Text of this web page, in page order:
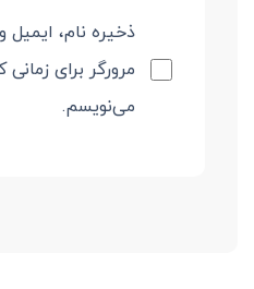
ذخیره نام،
مرورگر برای
می‌نویسم.